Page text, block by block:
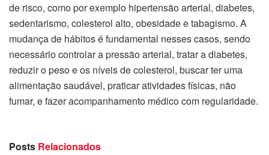
de risco, como por exemplo hipertensão arterial, diabetes,
sedentarismo, colesterol alto, obesidade e tabagismo. A
mudança de hábitos é fundamental nesses casos, sendo
necessário controlar a pressão arterial, tratar a diabetes,
reduzir o peso e os níveis de colesterol, buscar ter uma
alimentação saudável, praticar atividades físicas, não
fumar, e fazer acompanhamento médico com regularidade.
Posts Relacionados